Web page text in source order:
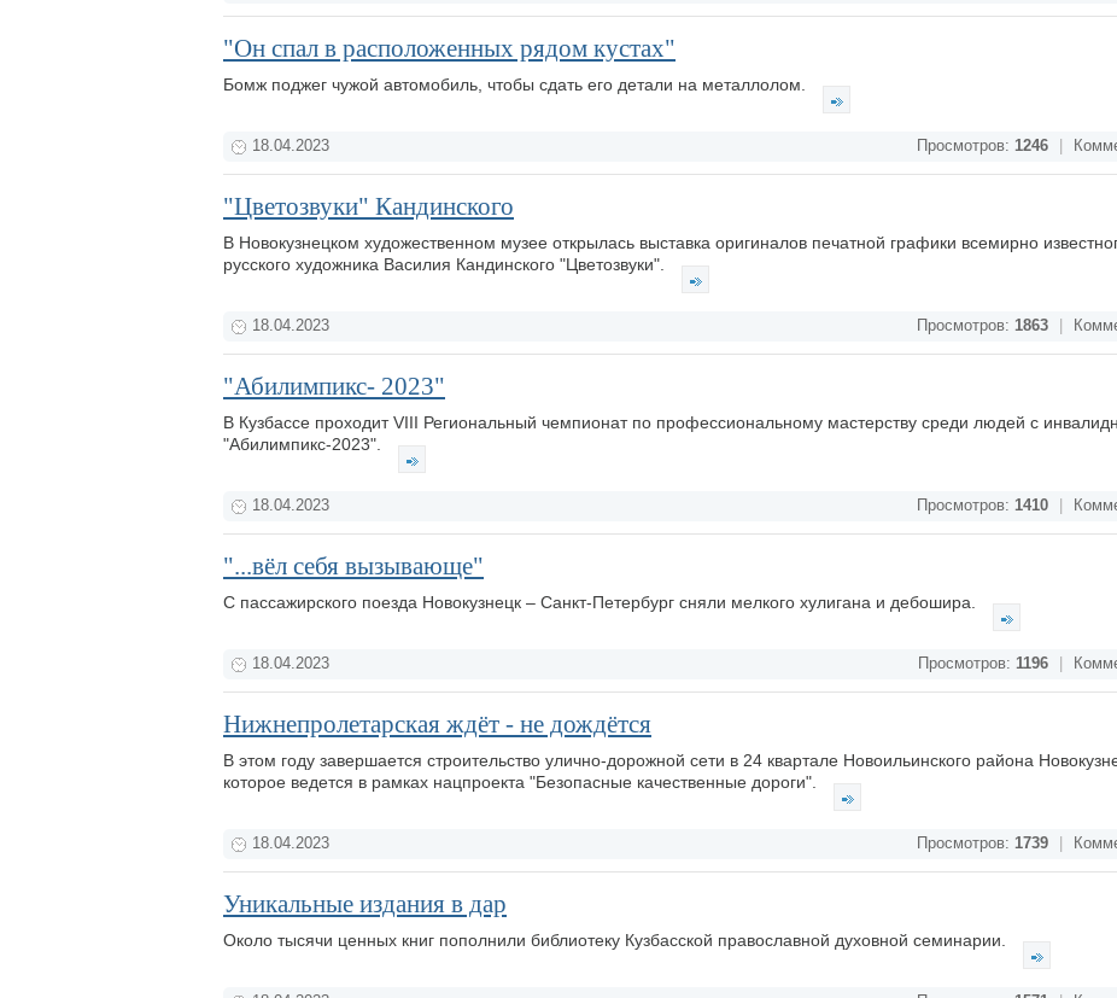
"Он спал в расположенных рядом кустах"
Бомж поджег чужой автомобиль, чтобы сдать его детали на металлолом.
18.04.2023 Просмотров: 1246
"Цветозвуки" Кандинского
В Новокузнецком художественном музее открылась выставка оригиналов печатной графики всемирно
русского художника Василия Кандинского "Цветозвуки".
18.04.2023 Просмотров: 1863
"Абилимпикс- 2023"
В Кузбассе проходит VIII Региональный чемпионат по профессиональному мастерству среди людей с
"Абилимпикс-2023".
18.04.2023 Просмотров: 1410
"...вёл себя вызывающе"
С пассажирского поезда Новокузнецк – Санкт-Петербург сняли мелкого хулигана и дебошира.
18.04.2023 Просмотров: 1196
Нижнепролетарская ждёт - не дождётся
В этом году завершается строительство улично-дорожной сети в 24 квартале Новоильинского района
которое ведется в рамках нацпроекта "Безопасные качественные дороги".
18.04.2023 Просмотров: 1739
Уникальные издания в дар
Около тысячи ценных книг пополнили библиотеку Кузбасской православной духовной семинарии.